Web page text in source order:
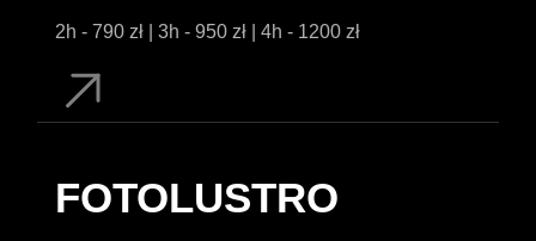
2h - 790 zł | 3h - 950 zł | 4h - 1200 zł
FOTOLUSTRO